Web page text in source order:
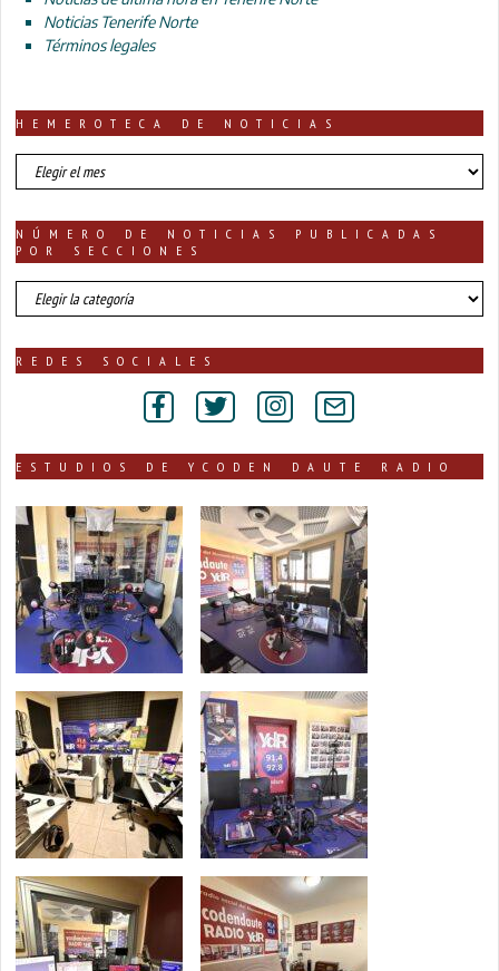
Noticias Tenerife Norte
Términos legales
HEMEROTECA DE NOTICIAS
HEMEROTECA
DE
NÚMERO DE NOTICIAS PUBLICADAS
POR SECCIONES
número
de
publicadas
REDES SOCIALES
ESTUDIOS DE YCODEN DAUTE RADIO